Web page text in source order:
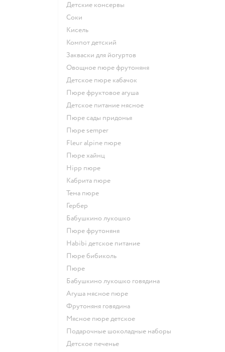
детские консервы
Соки
кисель
компот детский
Закваски для йогуртов
овощное пюре фрутоняня
детское пюре кабачок
пюре фруктовое агуша
детское питание мясное
пюре сады придонья
пюре semper
fleur alpine пюре
пюре хайнц
hipp пюре
кабрита пюре
тема пюре
гербер
бабушкино лукошко
пюре фрутоняня
habibi детское питание
пюре бибиколь
пюре
бабушкино лукошко говядина
агуша мясное пюре
фрутоняня говядина
мясное пюре детское
подарочные шоколадные наборы
детское печенье